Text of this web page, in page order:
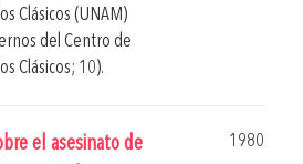
Clásicos (UNAM)
del Centro de
Clásicos; 10).
el asesinato de
1980